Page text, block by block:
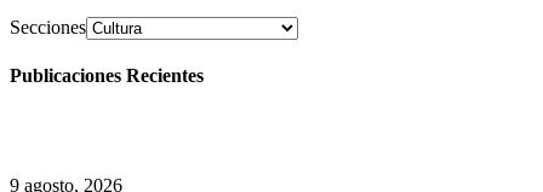
Secciones
Publicaciones Recientes
9 agosto, 2026